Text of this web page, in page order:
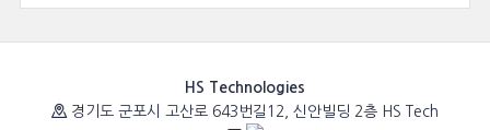
HS Technologies
경기도 군포시 고산로 643번길12, 신안빌딩 2층 HS Tech